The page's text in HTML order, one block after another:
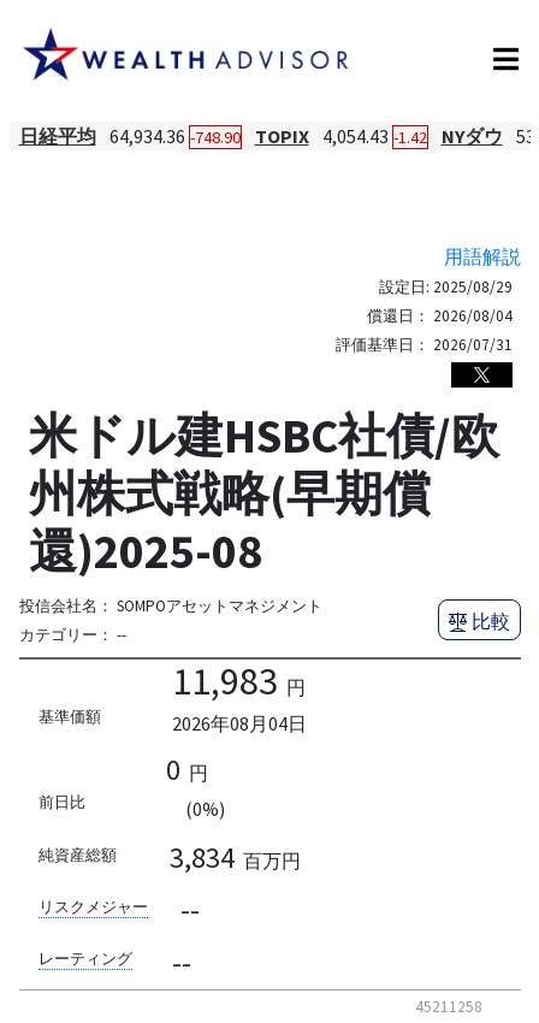
日経平均 64,934.36 -748.90 TOPIX 4,054.43 -1.42 NYダウ
用語解説
設定日: 2025/08/29
償還日： 2026/08/04
評価基準日： 2026/07/31
米ドル建HSBC社債/欧
州株式戦略(早期償
還)2025-08
投信会社名： SOMPOアセットマネジメント
カテゴリー： --
比較
基準価額
11,983 円
2026年08月04日
前日比
0 円
(0%)
純資産総額 3,834 百万円
リスクメジャー --
レーティング --
45211258